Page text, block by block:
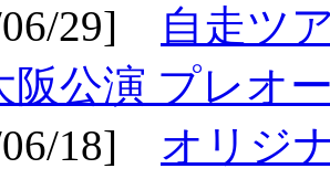
06/29]
自走ツ
阪公演 プレオ
06/18] オリジ